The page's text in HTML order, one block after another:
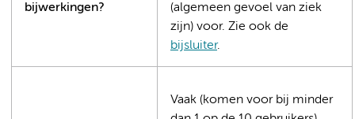
bijwerkingen?
(algemeen gevoel van ziek
zijn) voor. Zie ook de
bijsluiter.
Vaak (komen voor bij minder